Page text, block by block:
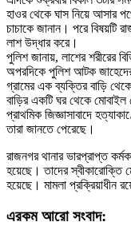
হাওর থেকে ঘাস নিয়ে আসার
চাচাকে জানান। পরে বিষয়টি
লাশ উদ্ধার করে।
পুলিশ জানায়, লাশের শরীরের
অপরদিকে পুলিশ আটক
গ্রামের এক ব্যক্তির বাড়ি
বাড়ির একটি ঘর থেকে
প্রাথমিক জিজ্ঞাসাবাদে
তারা জানতে পেরেছে।
রাজনগর থানার ভারপ্রাপ্ত
হয়েছে। তাদের স্বীকারোক্তি
হয়েছে। মামলা প্রক্রিয়াধীন
এরকম আরো সংবাদ: